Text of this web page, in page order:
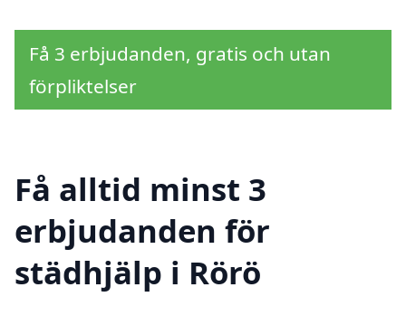
Få 3 erbjudanden, gratis och utan
förpliktelser
Få alltid minst 3
erbjudanden för
städhjälp i Rörö